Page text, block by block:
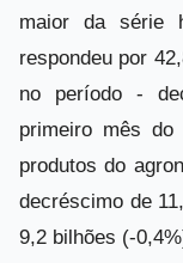
maior da série
respondeu por
no período -
primeiro mês
produtos do
decréscimo de
9,2 bilhões (-